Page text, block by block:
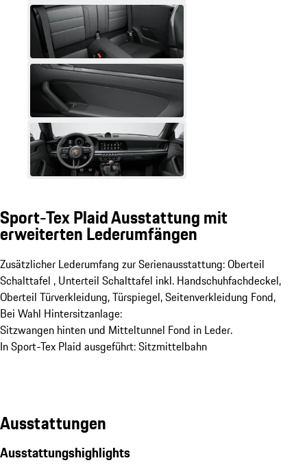
Sport-Tex Plaid Ausstattung mit
erweiterten Lederumfängen
Zusätzlicher Lederumfang zur Serienausstattung: Oberteil
Schalttafel , Unterteil Schalttafel inkl. Handschuhfachdeckel,
Oberteil Türverkleidung, Türspiegel, Seitenverkleidung Fond,
Bei Wahl Hintersitzanlage:
Sitzwangen hinten und Mitteltunnel Fond in Leder.
In Sport-Tex Plaid ausgeführt: Sitzmittelbahn
Ausstattungen
Ausstattungshighlights